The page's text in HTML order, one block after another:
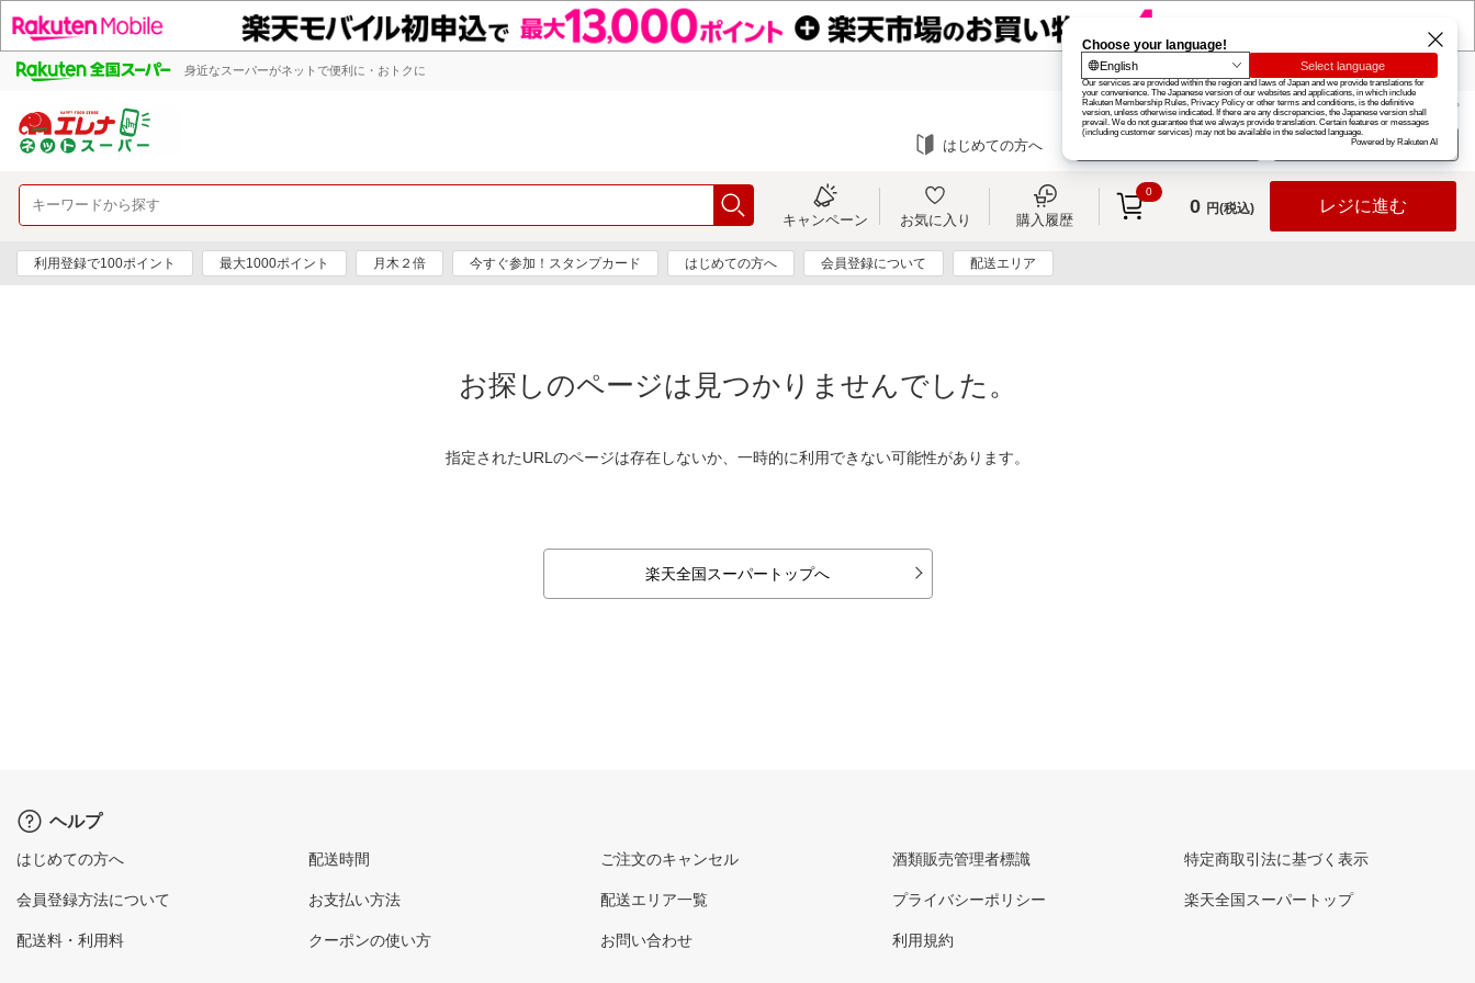
身近なスーパーがネットで便利に・おトクに 楽天グループ カード
お知らせ ヘルプ
はじめての方へ ログイン
キャンペーン お気に入り 購入履歴
0
0 円(税込) レジに進む
利用登録で100ポイント 最大1000ポイント 月木２倍 今すぐ参加！スタンプカード はじめての方へ 会員登録について 配送エリア
お探しのページは見つかりませんでした。
指定されたURLのページは存在しないか、一時的に利用できない可能性があります。
楽天全国スーパートップへ
ヘルプ
はじめての方へ
会員登録方法について
配送料・利用料
配送時間
お支払い方法
クーポンの使い方
ご注文のキャンセル
配送エリア一覧
お問い合わせ
酒類販売管理者標識
プライバシーポリシー
利用規約
特定商取引法に基づく表示
楽天全国スーパートップ